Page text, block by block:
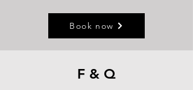
Book now
F & Q